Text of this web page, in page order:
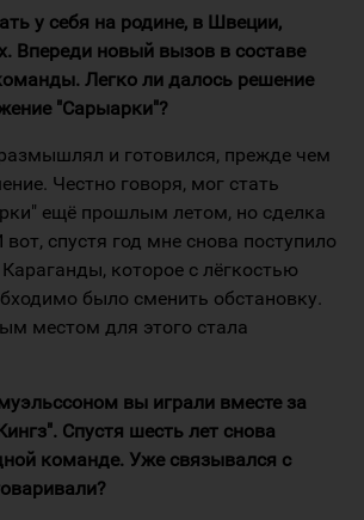
у себя на родине, в Швеции,
Впереди новый вызов в составе
Легко ли далось решение
"Сарыарки"?
и готовился, прежде чем
Честно говоря, мог стать
ещё прошлым летом, но сделка
вот, спустя год мне снова поступило
которое с лёгкостью
было сменить обстановку.
местом для этого стала
вы играли вместе за
Спустя шесть лет снова
команде. Уже связывался с